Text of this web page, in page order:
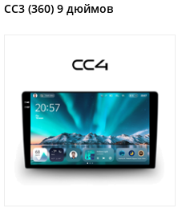
CC3 (360) 9 дюймов